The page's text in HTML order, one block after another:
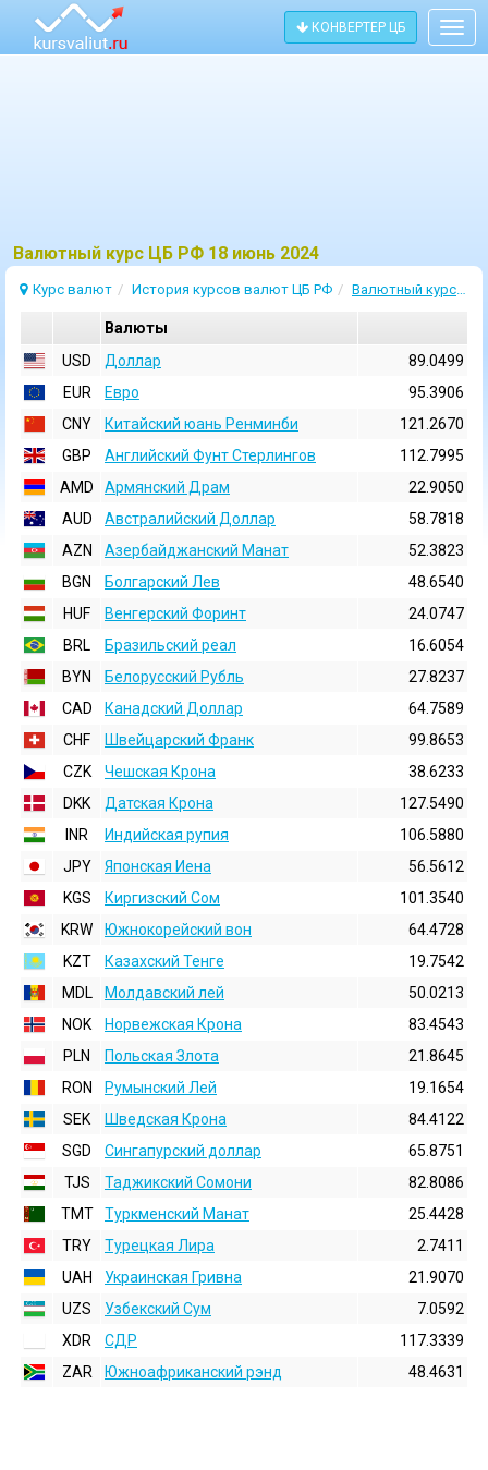
КОНВЕРТЕР ЦБ
Bалютный курс ЦБ РФ 18 июнь 2024
Курс валют История курсов валют ЦБ РФ Валютный курс 18 Июнь 2024
Валюты
USD
Доллар
89.0499
EUR
Евро
95.3906
CNY
Китайский юань Ренминби
121.2670
GBP
Английский Фунт Стерлингов
112.7995
AMD
Армянский Драм
22.9050
AUD
Австралийский Доллар
58.7818
AZN
Азербайджанский Манат
52.3823
BGN
Болгарский Лев
48.6540
HUF
Венгерский Форинт
24.0747
BRL
Бразильский реал
16.6054
BYN
Белорусский Рубль
27.8237
CAD
Канадский Доллар
64.7589
CHF
Швейцарский Франк
99.8653
CZK
Чешская Крона
38.6233
DKK
Датская Крона
127.5490
INR
Индийская pупия
106.5880
JPY
Японская Иена
56.5612
KGS
Киргизский Сом
101.3540
KRW
Южнокорейский вон
64.4728
KZT
Казахский Тенге
19.7542
MDL
Молдавский лей
50.0213
NOK
Норвежская Крона
83.4543
PLN
Польская Злота
21.8645
RON
Румынский Лей
19.1654
SEK
Шведская Крона
84.4122
SGD
Сингапурский доллар
65.8751
TJS
Таджикский Сомони
82.8086
TMT
Туркменский Манат
25.4428
TRY
Турецкая Лира
2.7411
UAH
Украинская Гривна
21.9070
UZS
Узбекский Сум
7.0592
XDR
СДР
117.3339
ZAR
Южноафриканский рэнд 48.4631